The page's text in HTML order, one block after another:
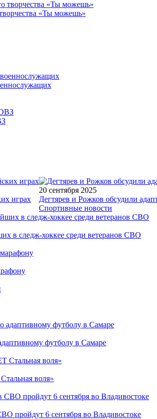
«Ты можешь»
играх
20 сентября 2025
Дегтярев и Рожков обсудили
Спортивные новости
в следж-хоккее среди ветеранов СВО
футболу в Самаре
воля»
пройдут 6 сентября во Владивостоке